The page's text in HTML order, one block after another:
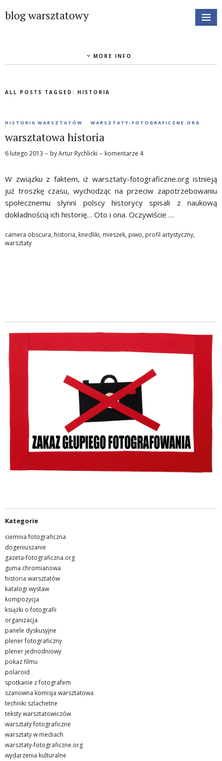
blog warsztatowy
MORE INFO
ALL POSTS TAGGED: HISTORIA
HISTORIA WARSZTATÓW WARSZTATY-FOTOGRAFICZNE.ORG
warsztatowa historia
6 lutego 2013 byArtur Rychlicki komentarze 4
W związku z faktem, iż warsztaty-fotograficzne.org istnieją
już troszkę czasu, wychodząc na przeciw zapotrzebowaniu
społecznemu słynni polscy historycy spisali z naukową
dokładnością ich historię… Oto i ona. Oczywiście …
camera obscura, historia, knedliki, mieszek, piwo, profil artystyczny,
warsztaty
Kategorie
ciemnia fotograficzna
dogeniuszanie
gazeta-fotograficzna.org
guma chromianowa
historia warsztatów
katalogi wystaw
kompozycja
książki o fotografii
organizacja
panele dyskusyjne
plener fotograficzny
plener jednodniowy
pokaz filmu
polaroid
spotkanie z fotografem
szanowna komisja warsztatowa
techniki szlachetne
teksty warsztatowiczów
warsztaty fotograficzne
warsztaty w mediach
warsztaty-fotograficzne.org
wydarzenia kulturalne